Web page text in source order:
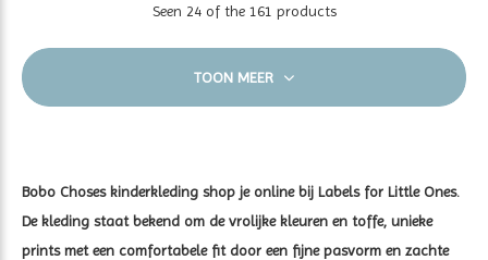
Seen 24 of the 161 products
TOON MEER
Bobo Choses kinderkleding shop je online bij Labels for Little Ones.
De kleding staat bekend om de vrolijke kleuren en toffe, unieke
prints met een comfortabele fit door een fijne pasvorm en zachte